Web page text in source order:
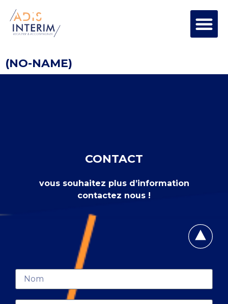
(NO-NAME)
CONTACT
vous souhaitez plus d’information
contactez nous !